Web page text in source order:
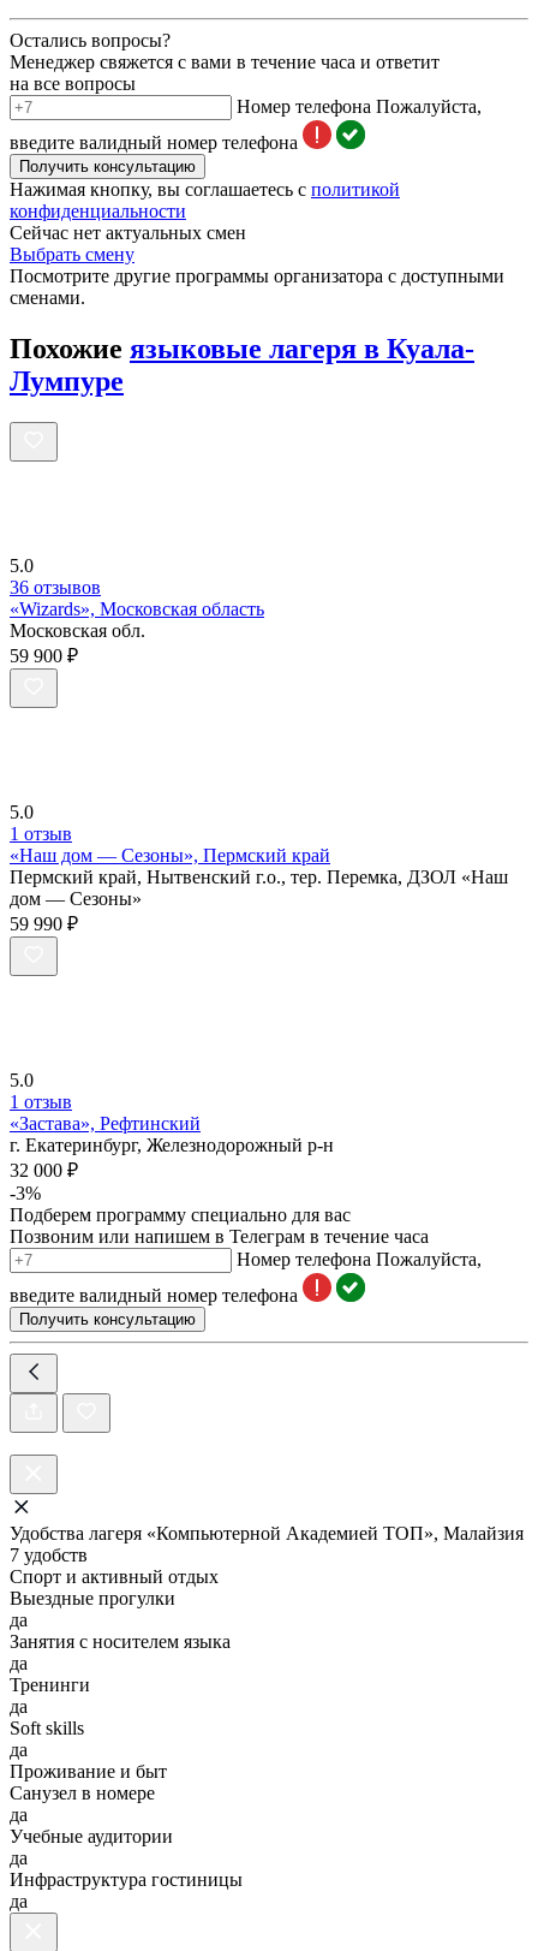
Остались вопросы?
Менеджер свяжется с вами в течение часа и ответит
на все вопросы
Номер телефона Пожалуйста,
введите валидный номер телефона
Получить консультацию
Нажимая кнопку, вы соглашаетесь с политикой
конфиденциальности
Сейчас нет актуальных смен
Выбрать смену
Посмотрите другие программы организатора с доступными
сменами.
Похожие языковые лагеря в Куала-
Лумпуре
5.0
36 отзывов
«Wizards», Московская область
Московская обл.
59 900 ₽
5.0
1 отзыв
«Наш дом — Сезоны», Пермский край
Пермский край, Нытвенский г.о., тер. Перемка, ДЗОЛ «Наш
дом — Сезоны»
59 990 ₽
5.0
1 отзыв
«Застава», Рефтинский
г. Екатеринбург, Железнодорожный р-н
32 000 ₽
-3%
Подберем программу специально для вас
Позвоним или напишем в Телеграм в течение часа
Номер телефона Пожалуйста,
введите валидный номер телефона
Получить консультацию
Удобства лагеря «Компьютерной Академией TOП», Малайзия
7 удобств
Спорт и активный отдых
Выездные прогулки
да
Занятия с носителем языка
да
Тренинги
да
Soft skills
да
Проживание и быт
Санузел в номере
да
Учебные аудитории
да
Инфраструктура гостиницы
да